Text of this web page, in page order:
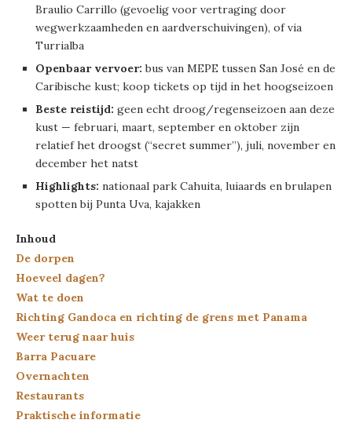
Braulio Carrillo (gevoelig voor vertraging door
wegwerkzaamheden en aardverschuivingen), of via
Turrialba
Openbaar vervoer: bus van MEPE tussen San José en de
Caribische kust; koop tickets op tijd in het hoogseizoen
Beste reistijd: geen echt droog/regenseizoen aan deze
kust — februari, maart, september en oktober zijn
relatief het droogst (“secret summer”), juli, november en
december het natst
Highlights: nationaal park Cahuita, luiaards en brulapen
spotten bij Punta Uva, kajakken
Inhoud
De dorpen
Hoeveel dagen?
Wat te doen
Richting Gandoca en richting de grens met Panama
Weer terug naar huis
Barra Pacuare
Overnachten
Restaurants
Praktische informatie